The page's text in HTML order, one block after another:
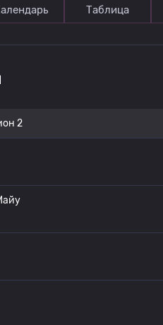
Таблица
2